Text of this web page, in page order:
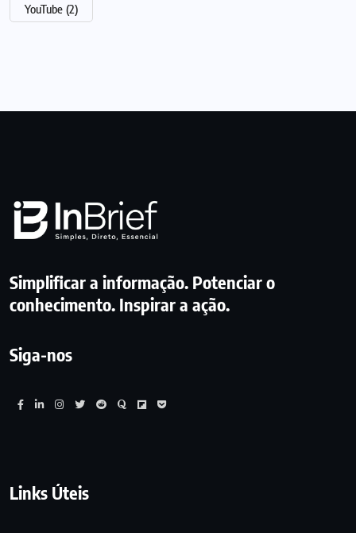
YouTube (2)
Simplificar a informação. Potenciar o
conhecimento. Inspirar a ação.
Siga-nos
Links Úteis